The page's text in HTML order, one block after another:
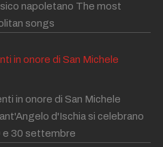
napoletano The most
songs
in onore di San Michele
in onore di San Michele
d'Ischia si celebrano
e 30 settembre